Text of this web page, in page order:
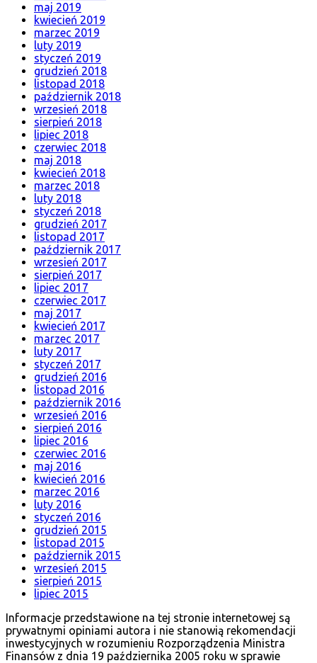
maj 2019
kwiecień 2019
marzec 2019
luty 2019
styczeń 2019
grudzień 2018
listopad 2018
październik 2018
wrzesień 2018
sierpień 2018
lipiec 2018
czerwiec 2018
maj 2018
kwiecień 2018
marzec 2018
luty 2018
styczeń 2018
grudzień 2017
listopad 2017
październik 2017
wrzesień 2017
sierpień 2017
lipiec 2017
czerwiec 2017
maj 2017
kwiecień 2017
marzec 2017
luty 2017
styczeń 2017
grudzień 2016
listopad 2016
październik 2016
wrzesień 2016
sierpień 2016
lipiec 2016
czerwiec 2016
maj 2016
kwiecień 2016
marzec 2016
luty 2016
styczeń 2016
grudzień 2015
listopad 2015
październik 2015
wrzesień 2015
sierpień 2015
lipiec 2015
Informacje przedstawione na tej stronie internetowej są
prywatnymi opiniami autora i nie stanowią rekomendacji
inwestycyjnych w rozumieniu Rozporządzenia Ministra
Finansów z dnia 19 października 2005 roku w sprawie